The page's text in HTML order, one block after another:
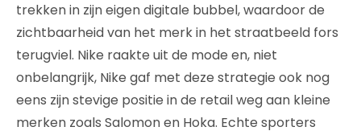
trekken in zijn eigen digitale bubbel, waardoor de
zichtbaarheid van het merk in het straatbeeld fors
terugviel. Nike raakte uit de mode en, niet
onbelangrijk, Nike gaf met deze strategie ook nog
eens zijn stevige positie in de retail weg aan kleine
merken zoals Salomon en Hoka. Echte sporters